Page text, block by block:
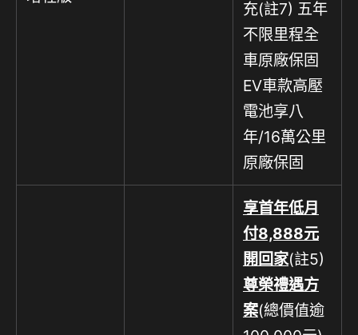
充(註7) 五年
不限里程全
車原廠保固
EV車款高壓
電池享八
年/16萬公里
原廠保固
享首年低月
付8,888元
開回家(註5)
尊榮禮遇方
案(總價值逾